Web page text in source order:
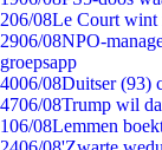
206/08Le Court wint
2906/08NPO-
groepsapp
4006/08Duitser (93)
4706/08Trump wil
106/08Lemmen